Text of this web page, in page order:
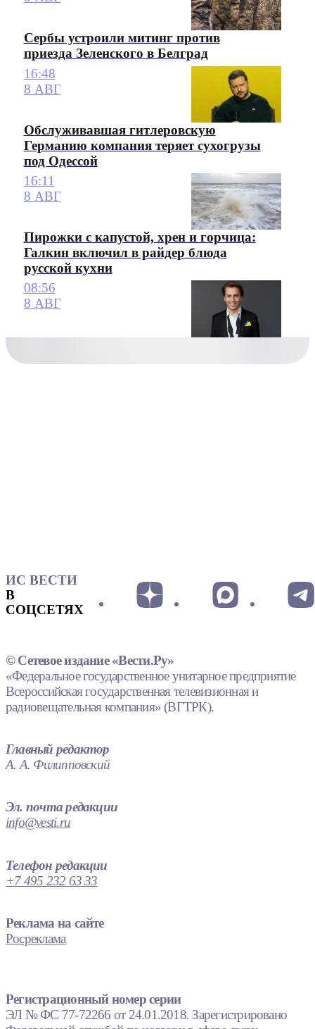
Сербы устроили митинг против
приезда Зеленского в Белград
16:48
8 АВГ
Обслуживавшая гитлеровскую
Германию компания теряет сухогрузы
под Одессой
16:11
8 АВГ
Пирожки с капустой, хрен и горчица:
Галкин включил в райдер блюда
русской кухни
08:56
8 АВГ
ИС ВЕСТИ
В
СОЦСЕТЯХ
© Сетевое издание «Вести.Ру»
«Федеральное государственное унитарное предприятие
Всероссийская государственная телевизионная и
радиовещательная компания» (ВГТРК).
Главный редактор
А. А. Филипповский
Эл. почта редакции
info@vesti.ru
Телефон редакции
+7 495 232 63 33
Реклама на сайте
Росреклама
Регистрационный номер серии
ЭЛ № ФС 77-72266 от 24.01.2018. Зарегистрировано